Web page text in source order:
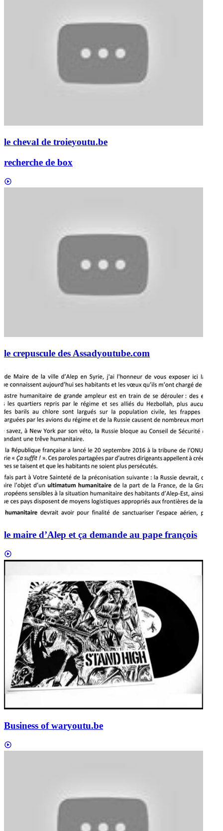
le cheval de troieyoutu.be
recherche de box
le crepuscule des Assadyoutube.com
le maire d’Alep et ça demande au pape françois
Business of waryoutu.be